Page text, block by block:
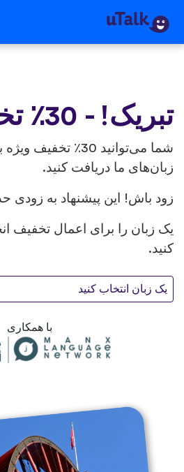
تبریک! - 30٪ تخفیف!
شما می‌توانید 30٪
زبان‌های ما دریافت کنید.
زود باش! این پیشنهاد به
یک زبان را برای اعمال تخفیف
کنید.
یک زبان انتخاب کنید
با همکاری